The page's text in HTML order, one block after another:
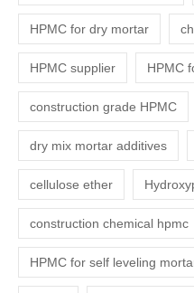
HPMC for dry mortar
HPMC supplier HPMC
construction grade HPMC
dry mix mortar additives
cellulose ether
construction chemical hpmc
HPMC for self leveling